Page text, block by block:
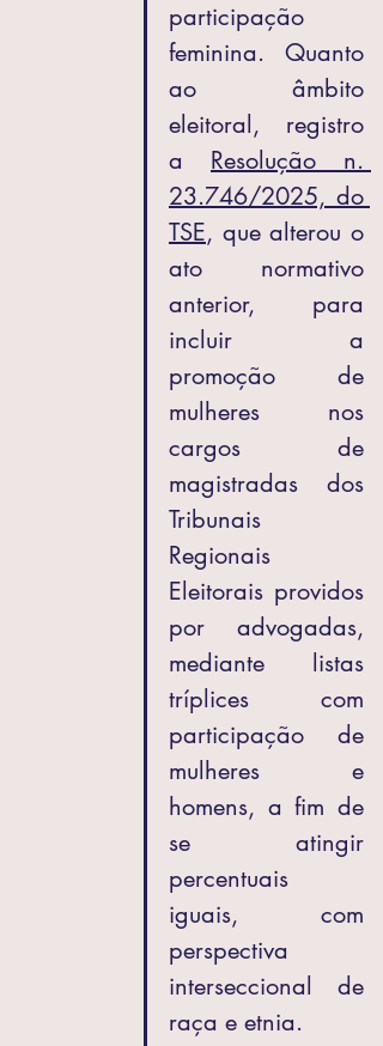
participação
feminina. Quanto
ao âmbito
eleitoral, registro
a Resolução n.
23.746/2025, do
TSE, que alterou o
ato normativo
anterior, para
incluir a
promoção de
mulheres nos
cargos de
magistradas dos
Tribunais
Regionais
Eleitorais providos
por advogadas,
mediante listas
tríplices com
participação de
mulheres e
homens, a fim de
se atingir
percentuais
iguais, com
perspectiva
interseccional de
raça e etnia.